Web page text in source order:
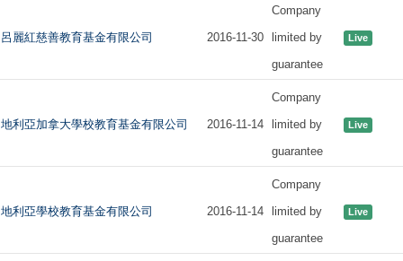
呂麗紅慈善教育基金有限公司 2016-11-30
Company
limited by
guarantee
Live
地利亞加拿大學校教育基金有限公司 2016-11-14
Company
limited by
guarantee
Live
地利亞學校教育基金有限公司 2016-11-14
Company
limited by
guarantee
Live